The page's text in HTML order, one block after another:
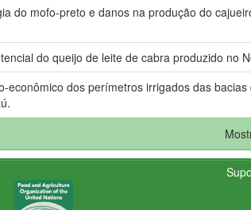
do mofo-preto e danos na produção do
do queijo de leite de cabra produzido no
econômico dos perímetros irrigados das bacias